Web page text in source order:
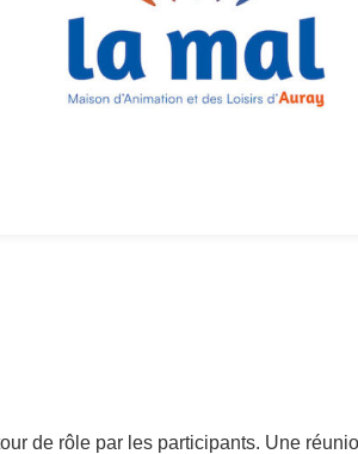
de rôle par les participants. Une